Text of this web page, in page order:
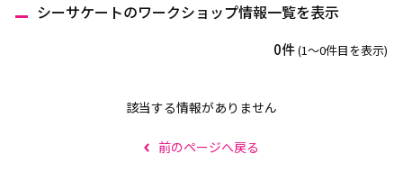
シーサケートのワークショップ情報一覧を表示
0件(1〜0件目を表示)
該当する情報がありません
前のページへ戻る